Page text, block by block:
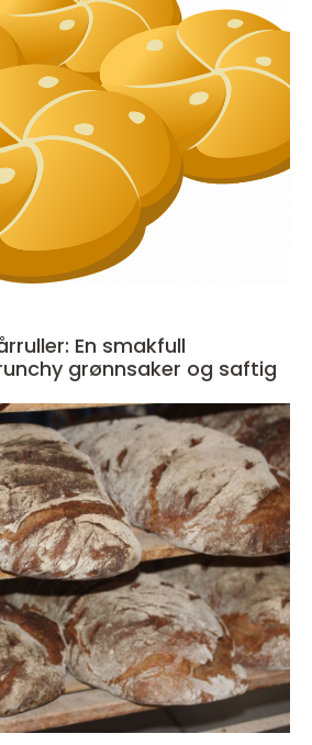
En smakfull
grønnsaker og saftig